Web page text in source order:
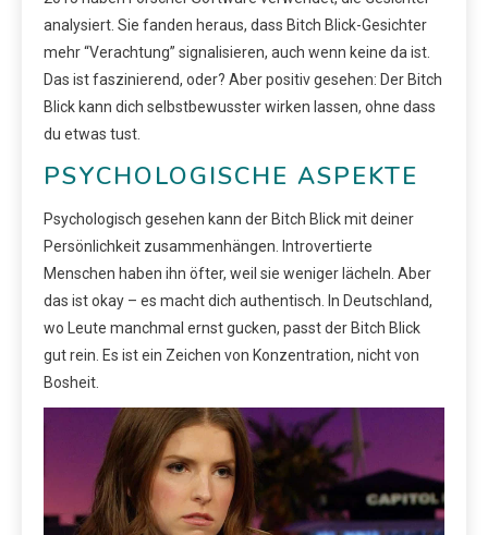
analysiert. Sie fanden heraus, dass Bitch Blick-Gesichter
mehr “Verachtung” signalisieren, auch wenn keine da ist.
Das ist faszinierend, oder? Aber positiv gesehen: Der Bitch
Blick kann dich selbstbewusster wirken lassen, ohne dass
du etwas tust.
PSYCHOLOGISCHE ASPEKTE
Psychologisch gesehen kann der Bitch Blick mit deiner
Persönlichkeit zusammenhängen. Introvertierte
Menschen haben ihn öfter, weil sie weniger lächeln. Aber
das ist okay – es macht dich authentisch. In Deutschland,
wo Leute manchmal ernst gucken, passt der Bitch Blick
gut rein. Es ist ein Zeichen von Konzentration, nicht von
Bosheit.